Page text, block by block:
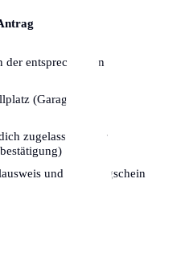
der entsprechenden
(Garage/Hof)
zugelassen (oder
und Fahrzeugschein